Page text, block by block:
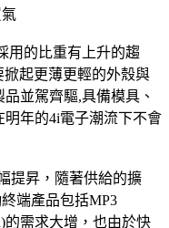
的比重有上升的趨
起更薄更輕的外殼與
並駕齊驅,具備模具、
年的4i電子潮流下不會
昇，隨著供給的擴
端產品包括MP3
的需求大增，也由於快